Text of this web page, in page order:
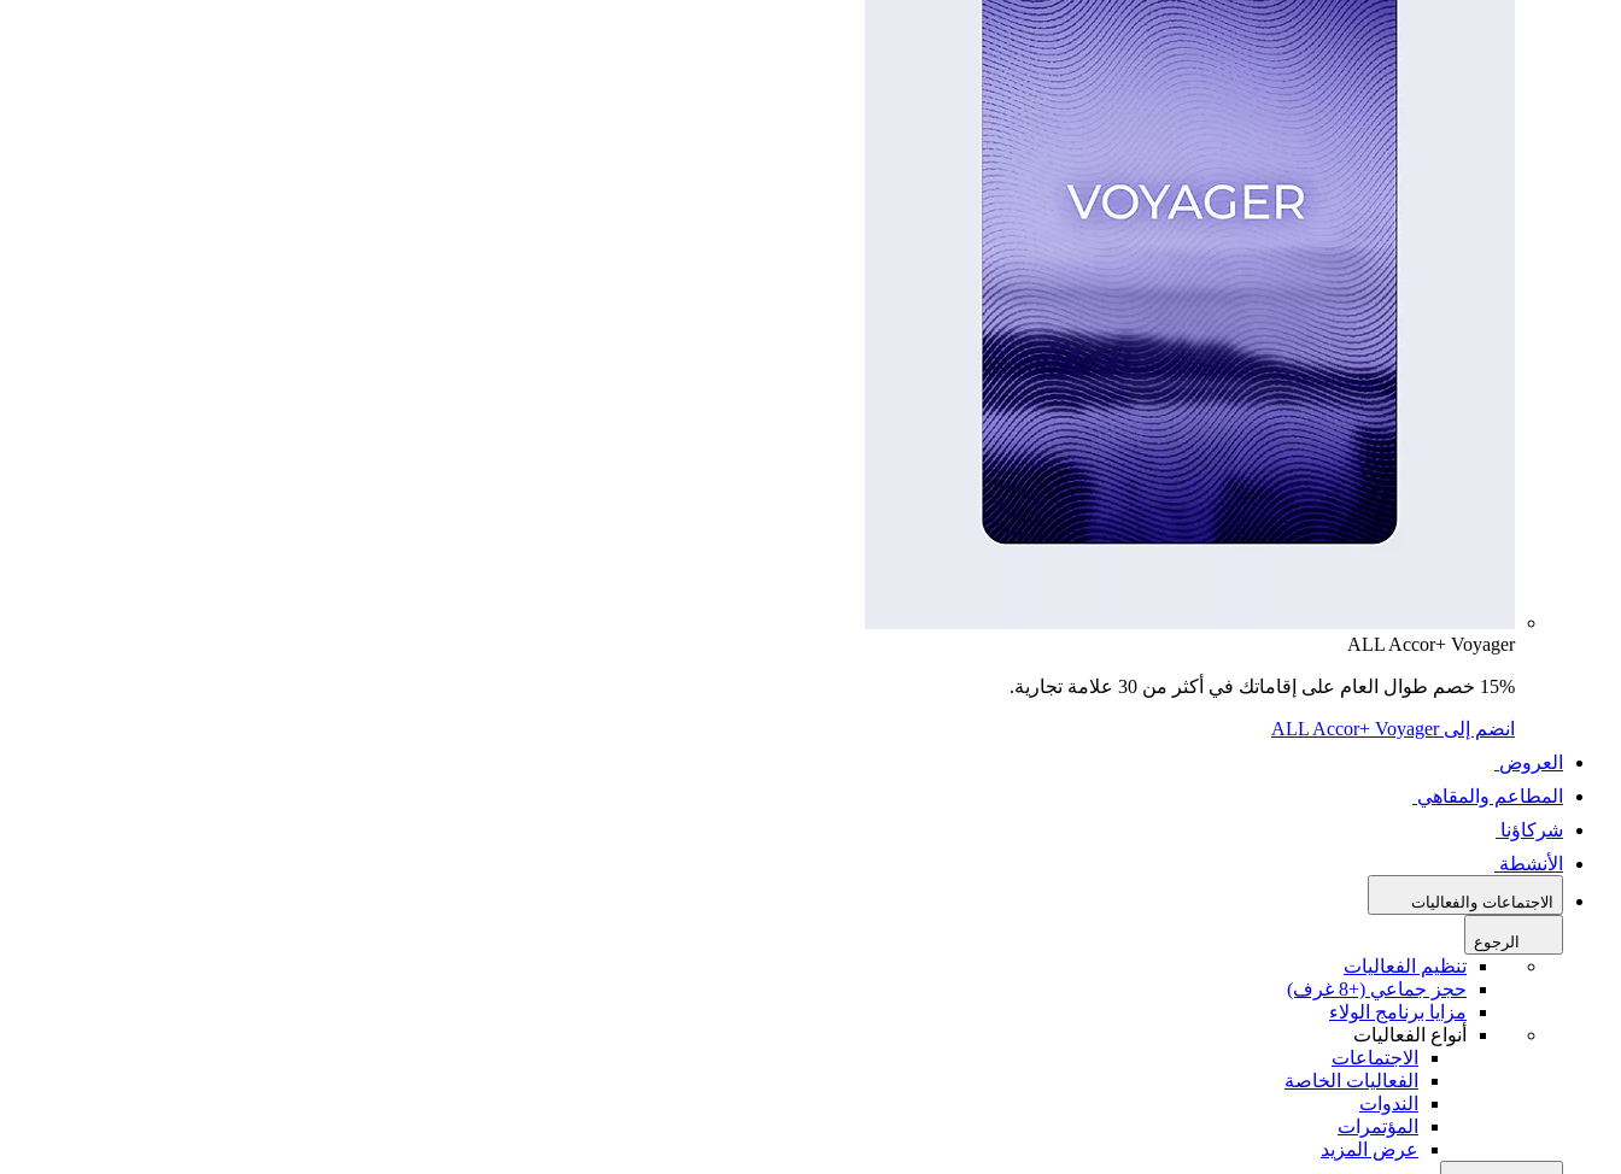
ALL Accor+ Voyager
15% خصم طوال العام على إقاماتك في أكثر من 30 علامة تجارية.
انضم إلى ALL Accor+ Voyager
العروض
المطاعم والمقاهي
شركاؤنا
الأنشطة
الاجتماعات والفعاليات
الرجوع
تنظيم الفعاليات
حجز جماعي (+8 غرف)
مزايا برنامج الولاء
أنواع الفعاليات
الاجتماعات
الفعاليات الخاصة
الندوات
المؤتمرات
عرض المزيد